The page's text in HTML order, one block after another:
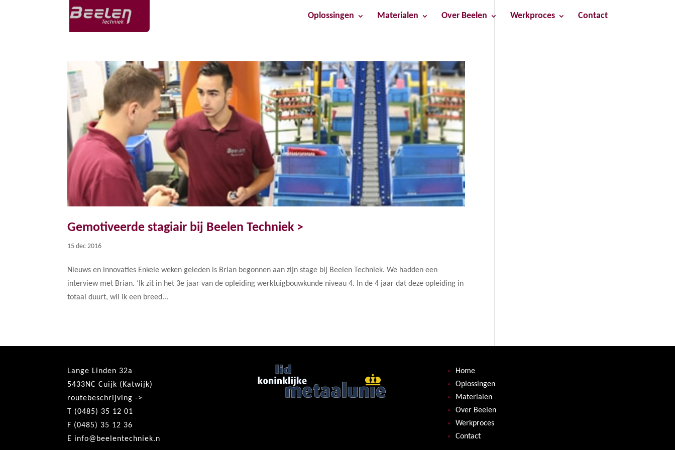
Oplossingen Materialen Over Beelen Werkproces Contact
Gemotiveerde stagiair bij Beelen Techniek >
15 dec 2016
Nieuws en innovaties Enkele weken geleden is Brian begonnen aan zijn stage bij Beelen Techniek. We hadden een
interview met Brian. ‘Ik zit in het 3e jaar van de opleiding werktuigbouwkunde niveau 4. In de 4 jaar dat deze opleiding in
totaal duurt, wil ik een breed...
Lange Linden 32a
5433NC Cuijk (Katwijk)
routebeschrijving ->
T (0485) 35 12 01
F (0485) 35 12 36
E info@beelentechniek.n
Home
Oplossingen
Materialen
Over Beelen
Werkproces
Contact